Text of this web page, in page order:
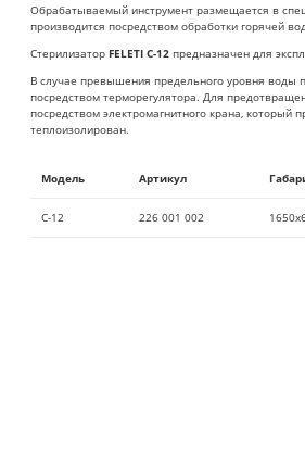
Обрабатываемый инструмент размещается в
производится посредством обработки горячей
Стерилизатор FELETI С-12 предназначен для
В случае превышения предельного уровня воды
посредством терморегулятора. Для
посредством электромагнитного крана, который
теплоизолирован.
Модель Артикул
С-12 226 001 002